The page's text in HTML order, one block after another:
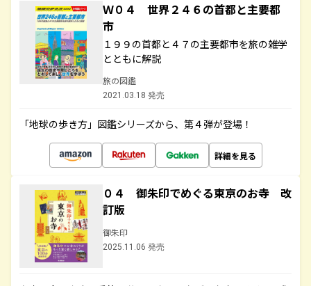
Ｗ０４ 世界２４６の首都と主要都
市
１９９の首都と４７の主要都市を旅の雑学
とともに解説
旅の図鑑
2021.03.18 発売
「地球の歩き方」図鑑シリーズから、第４弾が登場！
詳細を見る
０４ 御朱印でめぐる東京のお寺 改
訂版
御朱印
2025.11.06 発売